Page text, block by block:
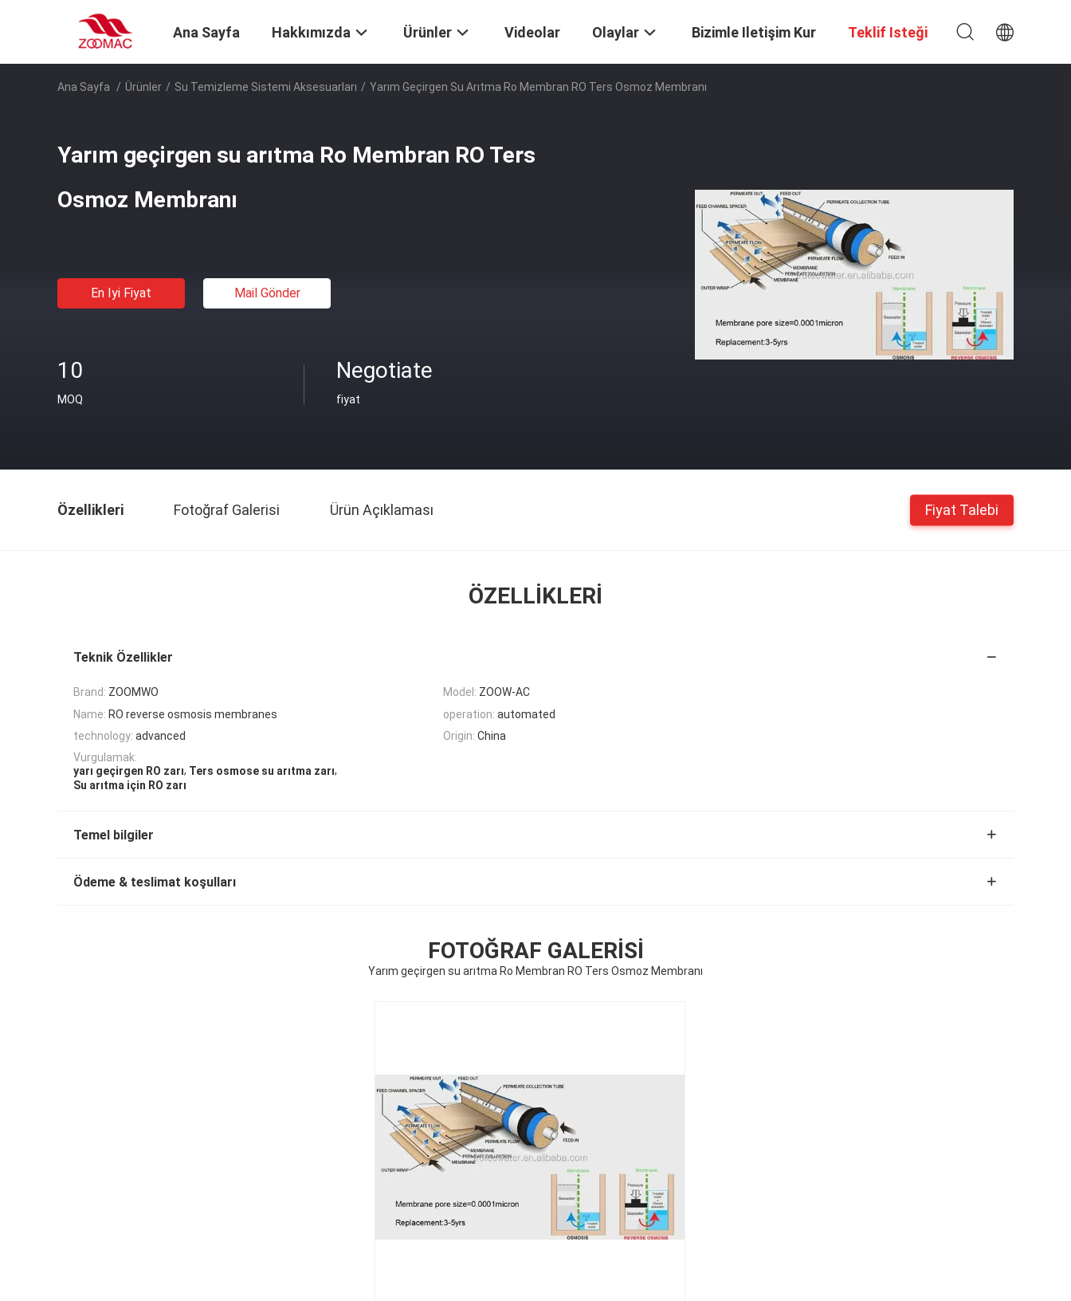
Ana Sayfa Hakkımızda Ürünler Videolar Olaylar Bizimle Iletişim Kur Teklif Isteği
Ana Sayfa / Ürünler / Su Temizleme Sistemi Aksesuarları / Yarım Geçirgen Su Arıtma Ro Membran RO Ters Osmoz Membranı
Yarım geçirgen su arıtma Ro Membran RO Ters
Osmoz Membranı
En Iyi Fiyat Mail Gönder
10
MOQ
Negotiate
fiyat
Özellikleri Fotoğraf Galerisi Ürün Açıklaması Fiyat Talebi
ÖZELLIKLERI
Teknik Özellikler
Brand: ZOOMWO Model: ZOOW-AC
Name: RO reverse osmosis membranes operation: automated
technology: advanced Origin: China
Vurgulamak:
yarı geçirgen RO zarı, Ters osmose su arıtma zarı,
Su arıtma için RO zarı
Temel bilgiler
Ödeme & teslimat koşulları
FOTOĞRAF GALERISI
Yarım geçirgen su arıtma Ro Membran RO Ters Osmoz Membranı